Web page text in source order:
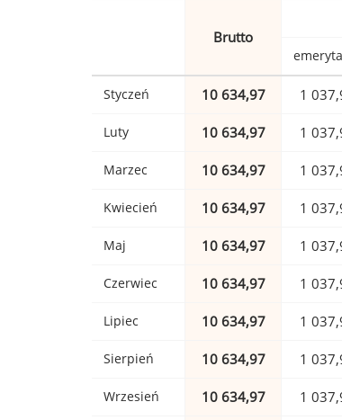
Brutto
Styczeń 10 634,97 1
Luty 10 634,97 1
Marzec 10 634,97 1
Kwiecień 10 634,97 1
Maj 10 634,97 1
Czerwiec 10 634,97 1
Lipiec 10 634,97 1
Sierpień 10 634,97 1
Wrzesień 10 634,97 1